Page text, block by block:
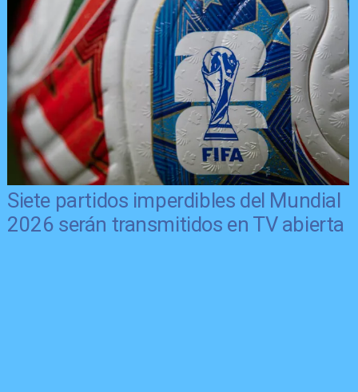
Siete partidos imperdibles del Mundial
2026 serán transmitidos en TV abierta